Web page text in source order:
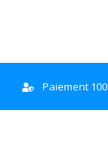
Paiement